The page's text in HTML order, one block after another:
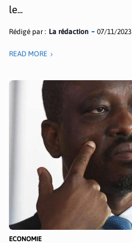
le...
Rédigé par : La rédaction 07/11/2023
READ MORE
ECONOMIE